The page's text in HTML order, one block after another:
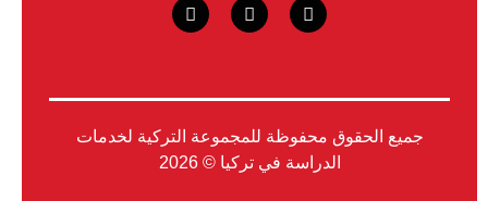
جميع الحقوق محفوظة للمجموعة التركية لخدمات
الدراسة في تركيا © 2026